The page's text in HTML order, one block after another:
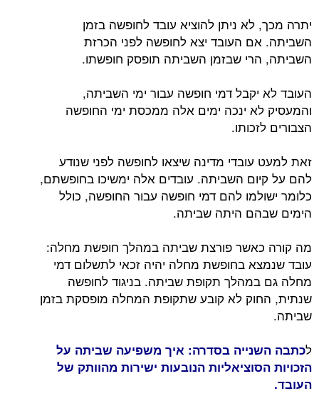
יתרה מכך, לא ניתן להוציא עובד לחופשה בזמן
השביתה. אם העובד יצא לחופשה לפני הכרזת
השביתה, הרי שבזמן השביתה תופסק חופשתו.
העובד לא יקבל דמי חופשה עבור ימי השביתה,
והמעסיק לא ינכה ימים אלה ממכסת ימי החופשה
הצבורים לזכותו.
זאת למעט עובדי מדינה שיצאו לחופשה לפני שנודע
להם על קיום השביתה. עובדים אלה ימשיכו בחופשתם,
כלומר ישולמו להם דמי חופשה עבור החופשה, כולל
הימים שבהם היתה שביתה.
מה קורה כאשר פורצת שביתה במהלך חופשת מחלה:
עובד שנמצא בחופשת מחלה יהיה זכאי לתשלום דמי
מחלה גם במהלך תקופת שביתה. בניגוד לחופשה
שנתית, החוק לא קובע שתקופת המחלה מופסקת בזמן
שביתה.
לכתבה השנייה בסדרה: איך משפיעה שביתה על
הזכויות הסוציאליות הנובעות ישירות מהוותק של
העובד.